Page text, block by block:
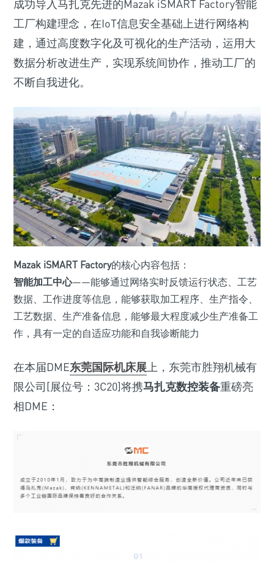
成功导入马扎克先进的Mazak iSMART Factory智能
工厂构建理念，在IoT信息安全基础上进行网络构
建，通过高度数字化及可视化的生产活动，运用大
数据分析改进生产，实现系统间协作，推动工厂的
不断自我进化。
Mazak iSMART Factory的核心内容包括：
智能加工中心——能够通过网络实时反馈运行状态、工艺
数据、工作进度等信息，能够获取加工程序、生产指令、
工艺数据、生产准备信息，能够最大程度减少生产准备工
作，具有一定的自适应功能和自我诊断能力
在本届DME东莞国际机床展 上，东莞市胜翔机械有
限公司[展位号：3C20]将携马扎克数控装备重磅亮
相DME：